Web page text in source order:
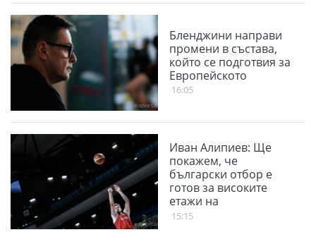
Бленджини направи
промени в състава,
който се подготвия за
Европейското
16:05
Иван Алипиев: Ще
покажем, че
български отбор е
готов за високите
етажи на
международната
15:15